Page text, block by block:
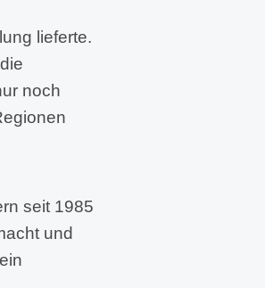
lieferte.
noch
seit 1985
und